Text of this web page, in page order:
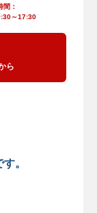
間：
～17:30
ら
。